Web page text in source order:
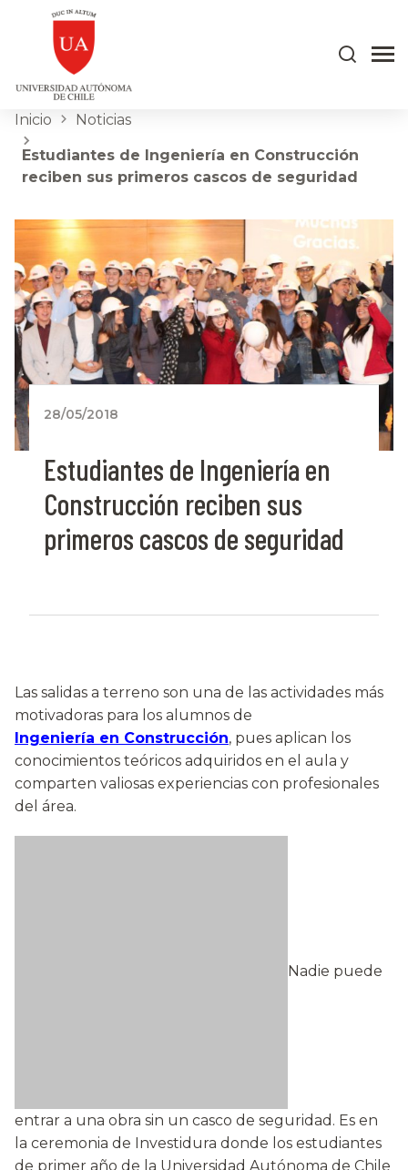
Inicio Noticias
Estudiantes de Ingeniería en Construcción
reciben sus primeros cascos de seguridad
28/05/2018
Estudiantes de Ingeniería en
Construcción reciben sus
primeros cascos de seguridad
Las salidas a terreno son una de las actividades más
motivadoras para los alumnos de
Ingeniería en Construcción, pues aplican los
conocimientos teóricos adquiridos en el aula y
comparten valiosas experiencias con profesionales
del área.
Nadie puede
entrar a una obra sin un casco de seguridad. Es en
la ceremonia de Investidura donde los estudiantes
de primer año de la Universidad Autónoma de Chile